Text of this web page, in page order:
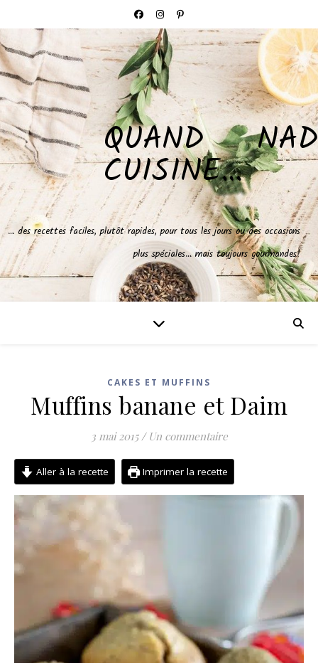
QUAND NAD
CUISINE…
… des recettes faciles, plutôt rapides, pour tous les jours ou des occasions
plus spéciales… mais toujours gourmandes!
CAKES ET MUFFINS
Muffins banane et Daim
3 mai 2015 / Un commentaire
Aller à la recette Imprimer la recette